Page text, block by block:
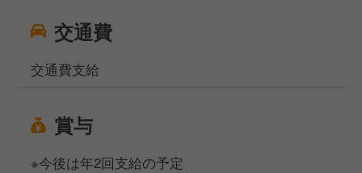
交通費
交通費支給
賞与
※今後は年2回支給の予定